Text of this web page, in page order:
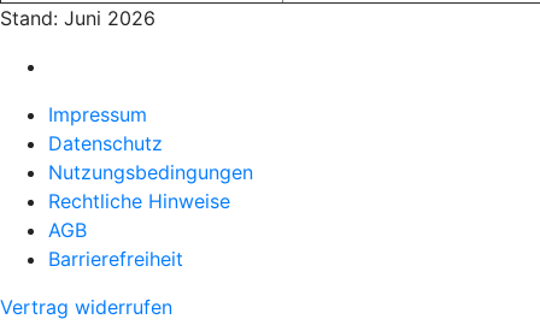
Stand: Juni 2026
Impressum
Datenschutz
Nutzungsbedingungen
Rechtliche Hinweise
AGB
Barrierefreiheit
Vertrag widerrufen